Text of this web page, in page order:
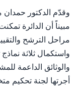
وقدّم الدكتور
مبيناً أن الدائرة
مراحل الترشح
واستكمال ثلاثة
والوثائق الداعمة
أجرتها لجنة تحكيم